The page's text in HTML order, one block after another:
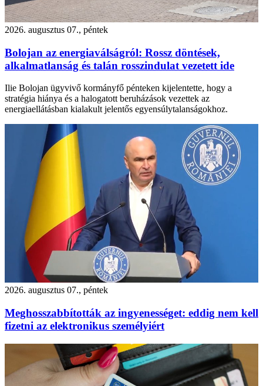
2026. augusztus 07., péntek
Bolojan az energiaválságról: Rossz döntések,
alkalmatlanság és talán rosszindulat vezetett ide
Ilie Bolojan ügyvivő kormányfő pénteken kijelentette, hogy a
stratégia hiánya és a halogatott beruházások vezettek az
energiaellátásban kialakult jelentős egyensúlytalanságokhoz.
2026. augusztus 07., péntek
Meghosszabbították az ingyenességet: eddig nem kell
fizetni az elektronikus személyiért